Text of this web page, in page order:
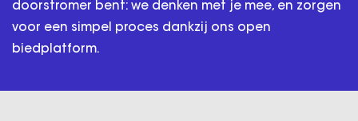
doorstromer bent: we denken met je mee, en zorgen
voor een simpel proces dankzij ons open
biedplatform.